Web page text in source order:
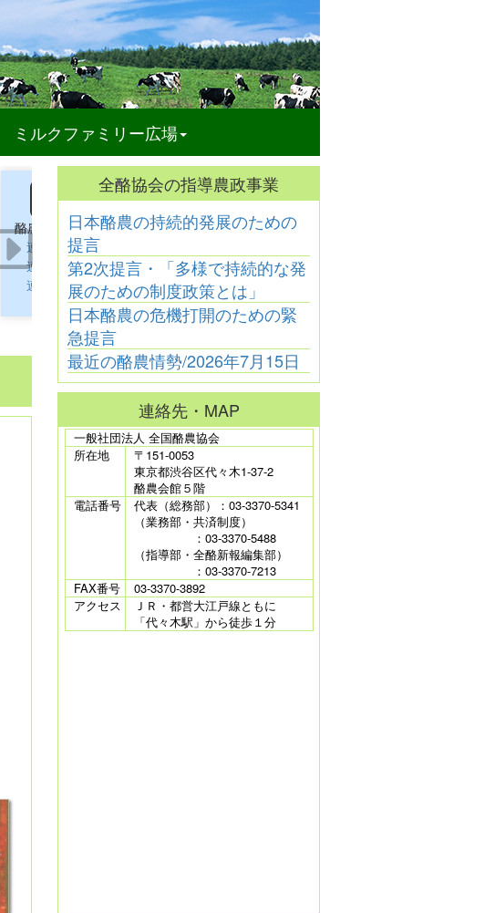
ミルクファミリー広場
酪農と文学
連載34
連載33
連載32
酪農と文学
連載30
連載29
酪農と文学
連載27
連載26
全酪協会の指導農政事業
日本酪農の持続的発展のための
提言
第2次提言・「多様で持続的な発
展のための制度政策とは」
日本酪農の危機打開のための緊
急提言
最近の酪農情勢/2026年7月15日
連絡先・MAP
一般社団法人 全国酪農協会
所在地
〒151-0053
東京都渋谷区代々木1-37-2
酪農会館５階
電話番号
代表（総務部）：03-3370-5341
（業務部・共済制度）
：03-3370-5488
（指導部・全酪新報編集部）
：03-3370-7213
FAX番号
03-3370-3892
アクセス
ＪＲ・都営大江戸線ともに
「代々木駅」から徒歩１分